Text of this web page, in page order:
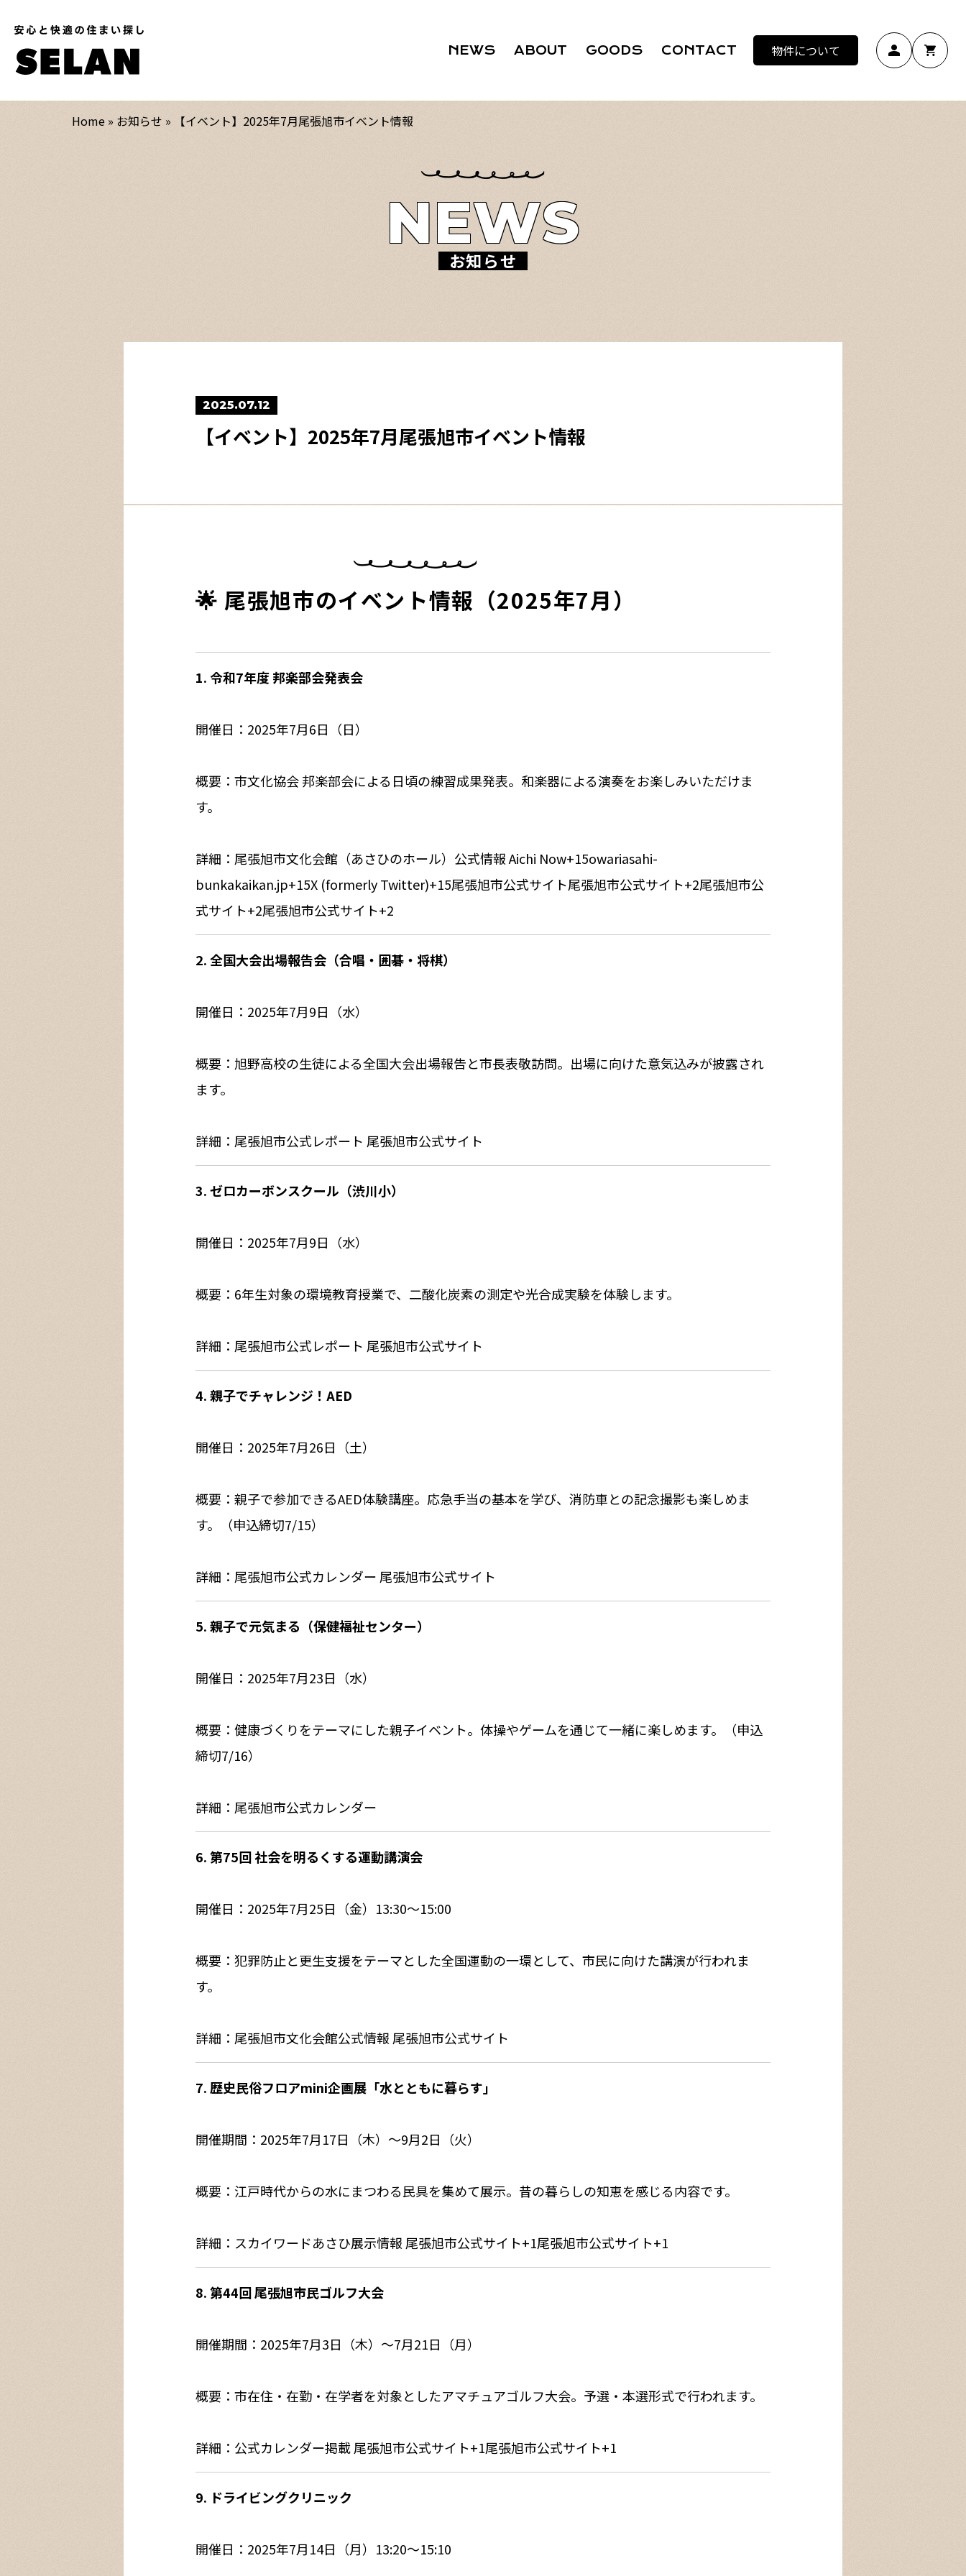
住
い
NEWS ABOUT GOODS CONTACT 物件について マ
イ
ジ
カ
ー
見
Home » お知らせ » 【イベント】2025年7月尾張旭市イベント情報
お知らせ
NEWS
2025.07.12
【イベント】2025年7月尾張旭市イベント情報
🌟 尾張旭市のイベント情報（2025年7月）
1. 令和7年度 邦楽部会発表会
開催日：2025年7月6日（日）
概要：市文化協会 邦楽部会による日頃の練習成果発表。和楽器による演奏をお楽しみいただけま
す。
詳細：尾張旭市文化会館（あさひのホール）公式情報Aichi Now+15owariasahi-
bunkakaikan.jp+15X (formerly Twitter)+15尾張旭市公式サイト尾張旭市公式サイト+2尾張旭市公
式サイト+2尾張旭市公式サイト+2
2. 全国大会出場報告会（合唱・囲碁・将棋）
開催日：2025年7月9日（水）
概要：旭野高校の生徒による全国大会出場報告と市長表敬訪問。出場に向けた意気込みが披露され
ます。
詳細：尾張旭市公式レポート 尾張旭市公式サイト
3. ゼロカーボンスクール（渋川小）
開催日：2025年7月9日（水）
概要：6年生対象の環境教育授業で、二酸化炭素の測定や光合成実験を体験します。
詳細：尾張旭市公式レポート 尾張旭市公式サイト
4. 親子でチャレンジ！AED
開催日：2025年7月26日（土）
概要：親子で参加できるAED体験講座。応急手当の基本を学び、消防車との記念撮影も楽しめま
す。（申込締切7/15）
詳細：尾張旭市公式カレンダー 尾張旭市公式サイト
5. 親子で元気まる（保健福祉センター）
開催日：2025年7月23日（水）
概要：健康づくりをテーマにした親子イベント。体操やゲームを通じて一緒に楽しめます。（申込
締切7/16）
詳細：尾張旭市公式カレンダー
6. 第75回 社会を明るくする運動講演会
開催日：2025年7月25日（金）13:30〜15:00
概要：犯罪防止と更生支援をテーマとした全国運動の一環として、市民に向けた講演が行われま
す。
詳細：尾張旭市文化会館公式情報 尾張旭市公式サイト
7. 歴史民俗フロアmini企画展「水とともに暮らす」
開催期間：2025年7月17日（木）〜9月2日（火）
概要：江戸時代からの水にまつわる民具を集めて展示。昔の暮らしの知恵を感じる内容です。
詳細：スカイワードあさひ展示情報 尾張旭市公式サイト+1尾張旭市公式サイト+1
8. 第44回 尾張旭市民ゴルフ大会
開催期間：2025年7月3日（木）〜7月21日（月）
概要：市在住・在勤・在学者を対象としたアマチュアゴルフ大会。予選・本選形式で行われます。
詳細：公式カレンダー掲載尾張旭市公式サイト+1尾張旭市公式サイト+1
9. ドライビングクリニック
開催日：2025年7月14日（月）13:20〜15:10